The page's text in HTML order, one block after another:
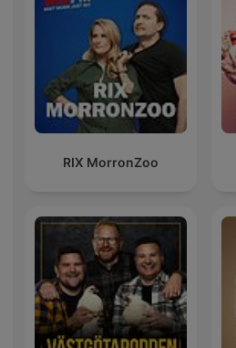
RIX MorronZoo